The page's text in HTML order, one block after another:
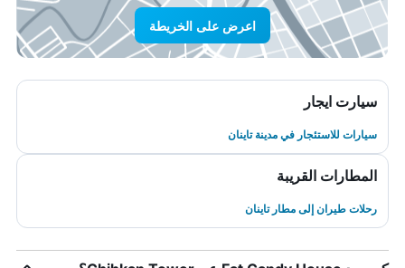
اعرض على الخريطة
سيارت ايجار
سيارات للاستئجار في مدينة تاينان
المطارات القريبة
رحلات طيران إلى مطار تاينان